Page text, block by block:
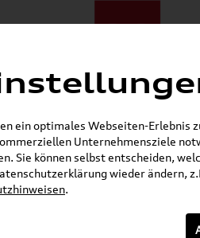
Gerade geöffnet
ein optimales Webseiten-Erlebnis
Unternehmensziele
Sie können selbst entscheiden,
wieder ändern,
.